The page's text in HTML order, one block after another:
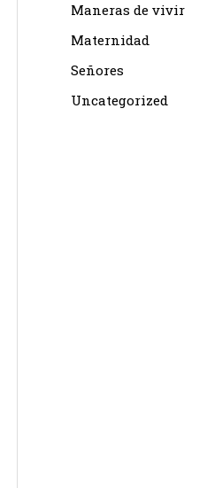
Maneras de vivir
Maternidad
Señores
Uncategorized